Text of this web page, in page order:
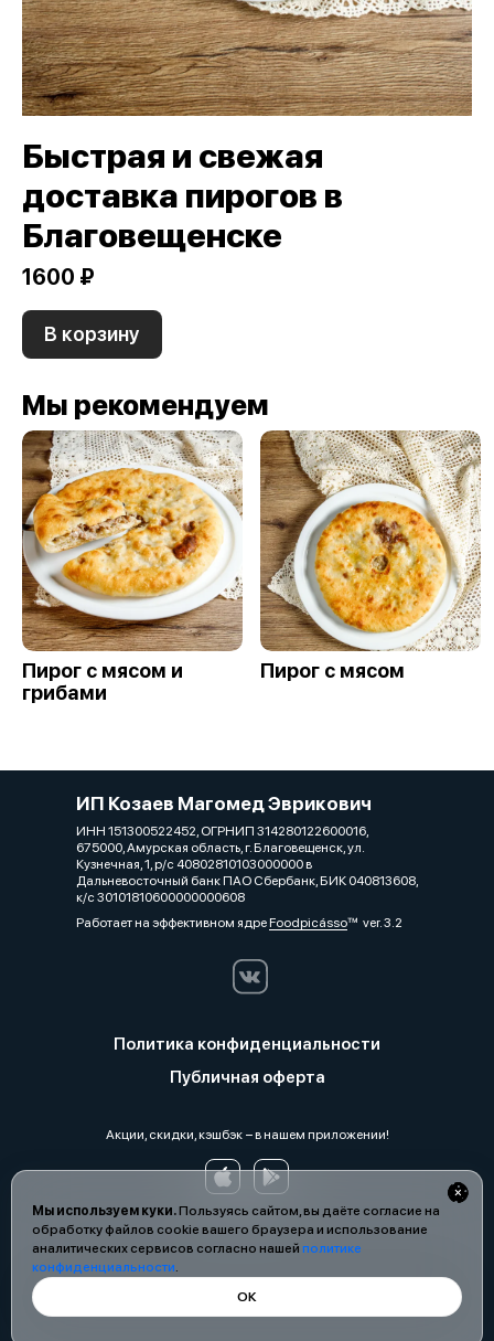
Мы используем куки.Пользуясь сайтом, вы даёте согласие на
обработку файлов cookie вашего браузера и использование
аналитических сервисов согласно нашей политике
конфиденциальности.
ОК
Быстрая и свежая
доставка пирогов в
Благовещенске
1600 ₽
В корзину
Мы рекомендуем
Пирог с мясом и
грибами
Пирог с мясом
ИП Козаев Магомед Эврикович
ИНН 151300522452, ОГРНИП 314280122600016,
675000, Амурская область, г. Благовещенск, ул.
Кузнечная, 1, р/с 40802810103000000 в
Дальневосточный банк ПАО Сбербанк, БИК 040813608,
к/с 30101810600000000608
Работает на эффективном ядреFoodpicássover. 3.2
Политика конфиденциальности
Публичная оферта
Акции, скидки, кэшбэк − в нашем приложении!